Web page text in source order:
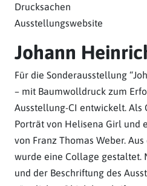
Drucksachen
Ausstellungswebsite
Johann
Für die Sonderausstellung
– mit Baumwolldruck zum
Ausstellung-CI entwickelt. Als
Porträt von Helisena Girl und
von Franz Thomas Weber.
wurde eine Collage gestaltet.
und der Beschriftung des